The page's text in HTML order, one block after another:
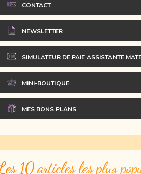
CONTACT
NEWSLETTER
SIMULATEUR DE PAIE ASSISTANTE
MINI-BOUTIQUE
MES BONS PLANS
10 articles les plus